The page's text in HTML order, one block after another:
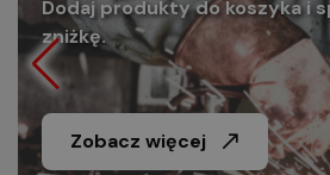
Dodaj produkty do koszyka i
zniżkę.
Zobacz więcej